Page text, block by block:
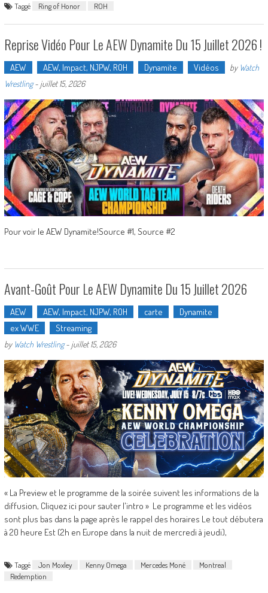
Taggé Ring of Honor ROH
Reprise Vidéo Pour Le AEW Dynamite Du 15 Juillet 2026 !
AEW AEW, Impact, NJPW, ROH Dynamite Vidéos by Watch
Wrestling- juillet 15, 2026
Pour voir le AEW Dynamite!Source #1, Source #2
Avant-Goût Pour Le AEW Dynamite Du 15 Juillet 2026
AEW AEW, Impact, NJPW, ROH carte
Dynamite
ex WWE
Streaming
by Watch Wrestling- juillet 15, 2026
« La Preview et le programme de la soirée suivent les informations de la
diffusion, Cliquez ici pour sauter l'intro » Le programme et les vidéos
sont plus bas dans la page après le rappel des horaires Le tout débutera
à 20 heure Est (2h en Europe dans la nuit de mercredi à jeudi),
Taggé Jon Moxley Kenny Omega Mercedes Moné
Montreal
Redemption